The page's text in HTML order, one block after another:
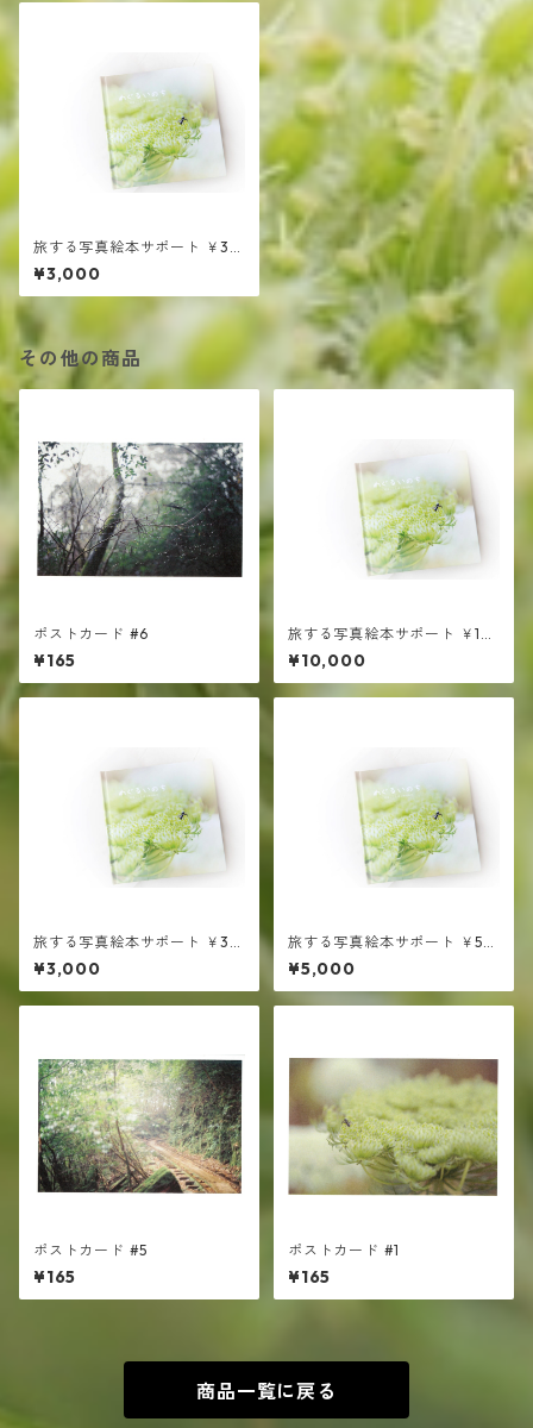
旅する写真絵本サポート ￥30
00
¥3,000
その他の商品
ポストカード #6
¥165
旅する写真絵本サポート ￥10
000
¥10,000
旅する写真絵本サポート ￥30
00
¥3,000
旅する写真絵本サポート ￥50
00
¥5,000
ポストカード #5
¥165
ポストカード #1
¥165
商品一覧に戻る